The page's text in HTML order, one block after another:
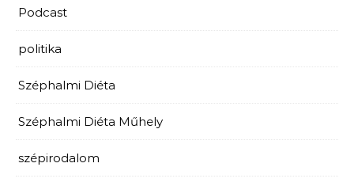
Podcast
politika
Széphalmi Diéta
Széphalmi Diéta Műhely
szépirodalom